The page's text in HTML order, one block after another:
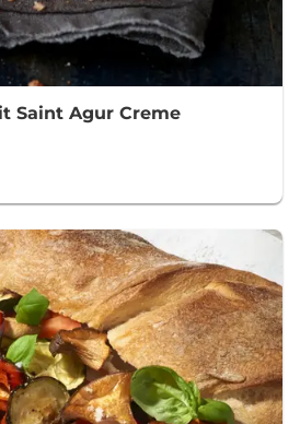
Saint Agur Creme